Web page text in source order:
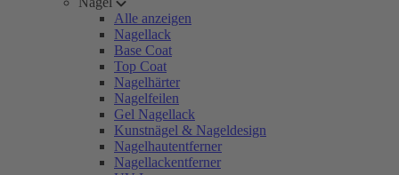
Alle anzeigen
Nagellack
Base Coat
Top Coat
Nagelhärter
Nagelfeilen
Gel Nagellack
Kunstnägel & Nageldesign
Nagelhautentferner
Nagellackentferner